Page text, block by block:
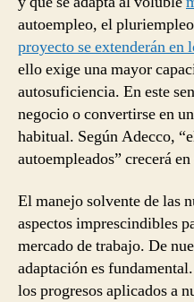
autoempleo, el
proyecto se extenderán en
ello exige una mayor
autosuficiencia. En este
negocio o convertirse en
habitual. Según Adecco,
autoempleados” crecerá
El manejo solvente de las
aspectos imprescindibles
mercado de trabajo. De
adaptación es
los progresos aplicados a